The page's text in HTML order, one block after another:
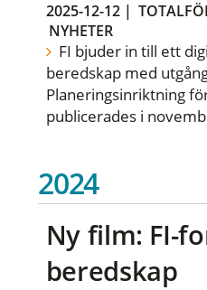
2025-12-12|
NYHETER
FI bjuder in till ett
beredskap med
Planeringsinriktning
publicerades i
2024
Ny film: FI-
beredskap